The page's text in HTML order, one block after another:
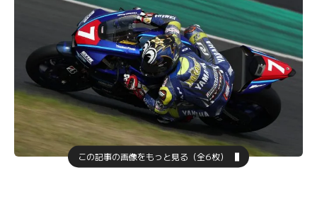
この記事の画像をもっと見る（全6枚）